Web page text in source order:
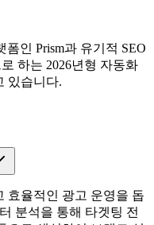
인 Prism과 유기적 SEO
하는 2026년형 자동화
있습니다.
효율적인 광고 운영을 돕
분석을 통해 타겟팅 전